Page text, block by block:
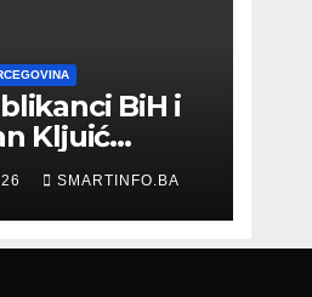
BiH i
Kljuić
o
putu
i
SMARTINFO.BA